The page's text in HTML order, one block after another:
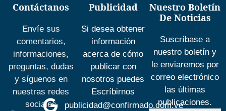
Contáctanos
Envíe sus
comentarios,
informaciones,
preguntas, dudas
y síguenos en
nuestras redes
sociales
Publicidad
Si desea obtener
información
acerca de cómo
publicar con
nosotros puedes
Escríbirnos
publicidad@confirmado.com.ve
Nuestro Boletín
De Noticias
Suscríbase a
nuestro boletín y
le enviaremos por
correo electrónico
las últimas
publicaciones.